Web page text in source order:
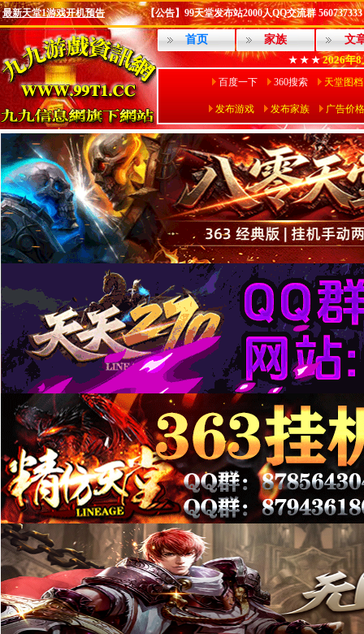
最新天堂1游戏开机预告 【公告】99天堂发布站2000人QQ交流群 560737333
首页 家族 文
★ ★ ★2026年
百度一下 360搜索 天堂图档
发布游戏 发布家族 广告价格